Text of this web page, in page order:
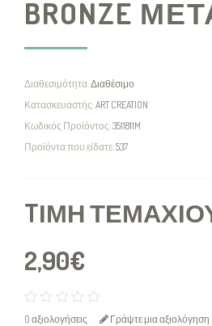
BRONZE
Διαθεσιμότητα:Διαθέσιμο
Κατασκευαστής:ART CREATION
Κωδικός Προϊόντος:3511811M
Προϊόντα που είδατε:537
TΙΜΉ
2,90€
0 αξιολογήσεις Γράψτε μια αξιολόγηση